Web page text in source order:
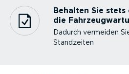
Behalten Sie
die
Dadurch vermeiden
Standzeiten